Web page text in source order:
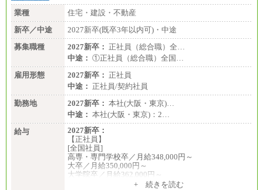
業種
住宅・建設・不動産
新卒／中途
2027新卒(既卒3年以内可)・中途
募集職種
2027新卒： 正社員（総合職）全…
中途： ①正社員（総合職）全国…
雇用形態
2027新卒： 正社員
中途： 正社員/契約社員
勤務地
2027新卒： 本社(大阪・東京)…
中途： 本社(大阪・東京)：2…
給与
2027新卒：
【正社員】
[全国社員]
高専・専門学校卒／月給348,000円～
大卒／月給350,000円～
大学院卒／月給362,000円～
[地域社員]月給295,000円～+ 続きを読む